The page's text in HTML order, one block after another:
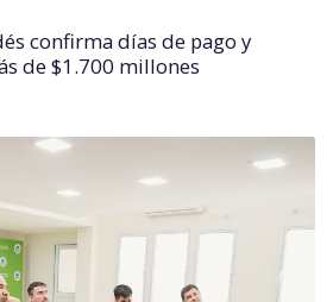
confirma días de pago y
de $1.700 millones